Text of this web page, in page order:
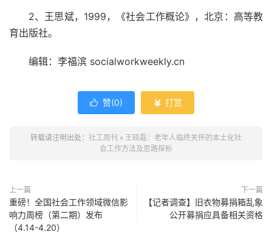
2、王思斌，1999，《社会工作概论》，北京：高等教
育出版社。
编辑：李福滨 socialworkweekly.cn
 赞(0)  打赏
转载请注明出处： 社工周刊 » 王晓磊：老年人临终关怀的本土化社
会工作方法及思路探析
上一篇
重磅！全国社会工作领域微信影
响力周榜（第二期）发布
（4.14-4.20）
下一篇
【记者调查】旧衣物募捐箱乱象
公开募捐应具备相关资格